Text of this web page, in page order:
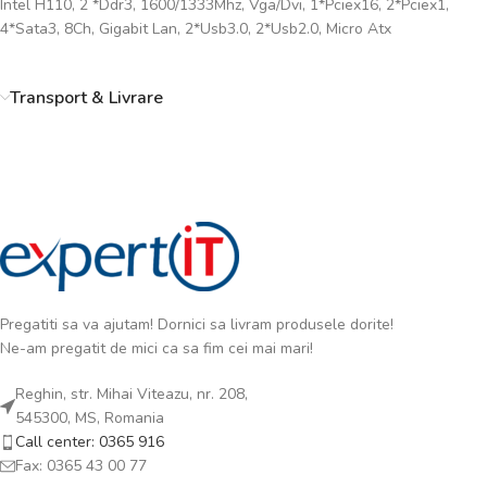
Intel H110, 2 *Ddr3, 1600/1333Mhz, Vga/Dvi, 1*Pciex16, 2*Pciex1,
4*Sata3, 8Ch, Gigabit Lan, 2*Usb3.0, 2*Usb2.0, Micro Atx
Transport & Livrare
Pregatiti sa va ajutam! Dornici sa livram produsele dorite!
Ne-am pregatit de mici ca sa fim cei mai mari!
Reghin, str. Mihai Viteazu, nr. 208,
545300, MS, Romania
Call center: 0365 916
Fax: 0365 43 00 77